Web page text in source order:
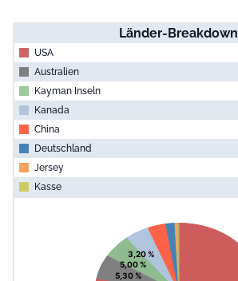
Länder-Breakdown
USA
Australien
Kayman Inseln
Kanada
China
Deutschland
Jersey
Kasse
Pie chart with 8 slices.
View as data table, Chart
5,30 %
5,00 %
3,20 %